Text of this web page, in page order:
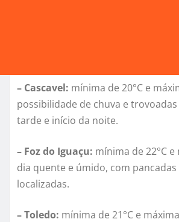
– Cascavel: mínima de 20°C e
possibilidade de chuva e
tarde e início da noite.
– Foz do Iguaçu: mínima de 22°C e
dia quente e úmido, com pancadas
localizadas.
– Toledo: mínima de 21°C e